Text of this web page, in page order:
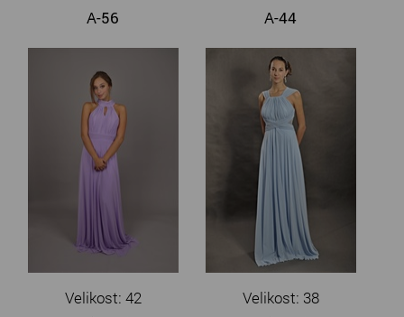
A-56
Velikost: 42
A-44
Velikost: 38